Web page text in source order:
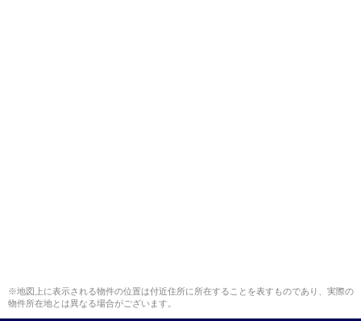
※地図上に表示される物件の位置は付近住所に所在することを表すものであり、実際の
物件所在地とは異なる場合がございます。